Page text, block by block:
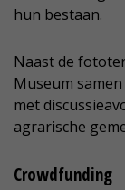
hun bestaan.
Naast de
Museum
met
agrarische
Crowdfunding